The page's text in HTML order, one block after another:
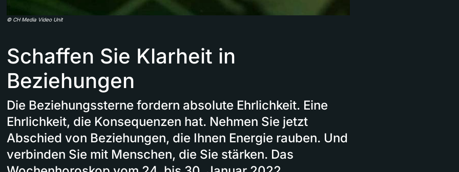
© CH Media Video Unit
Schaffen Sie Klarheit in
Beziehungen
Die Beziehungssterne fordern absolute Ehrlichkeit. Eine
Ehrlichkeit, die Konsequenzen hat. Nehmen Sie jetzt
Abschied von Beziehungen, die Ihnen Energie rauben. Und
verbinden Sie mit Menschen, die Sie stärken. Das